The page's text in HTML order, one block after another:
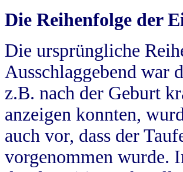
Die Reihenfolge der
Die ursprüngliche
Ausschlaggebend war
z.B. nach der Geburt
anzeigen konnten,
auch vor, dass der
vorgenommen wurde.